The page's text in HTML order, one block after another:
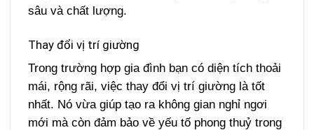
sâu và chất lượng.
Thay đổi vị trí giường
Trong trường hợp gia đình bạn có diện tích thoải
mái, rộng rãi, việc thay đổi vị trí giường là tốt
nhất. Nó vừa giúp tạo ra không gian nghỉ ngơi
mới mà còn đảm bảo về yếu tố phong thuỷ trong